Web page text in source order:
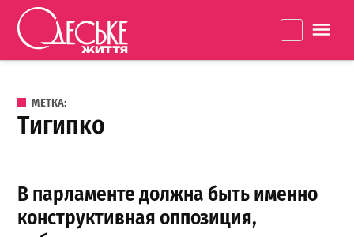
Перейти к содержанию
життя
МЕТКА:
тигипко
В парламенте должна быть именно
конструктивная оппозиция,